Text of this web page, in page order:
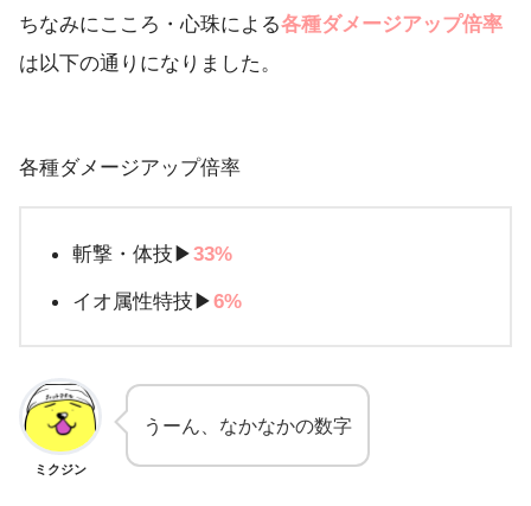
ちなみにこころ・心珠による各種ダメージアップ倍率
は以下の通りになりました。
各種ダメージアップ倍率
斬撃・体技▶︎33%
イオ属性特技▶︎6%
ミクジン
うーん、なかなかの数字